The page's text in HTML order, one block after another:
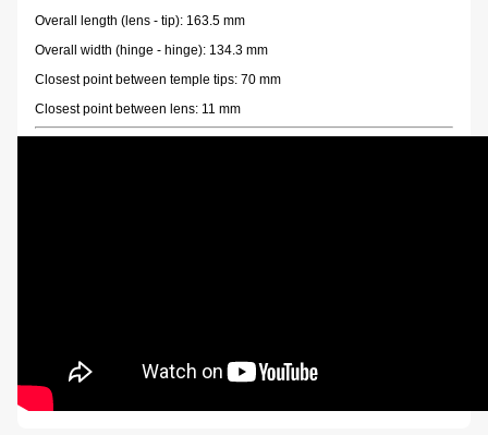
Overall length (lens - tip): 163.5 mm
Overall width (hinge - hinge): 134.3 mm
Closest point between temple tips: 70 mm
Closest point between lens: 11 mm